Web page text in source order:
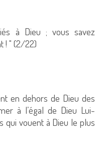
à Dieu ; vous savez
! " (2/22)
en dehors de Dieu des
à l’égal de Dieu Lui-
qui vouent à Dieu le plus